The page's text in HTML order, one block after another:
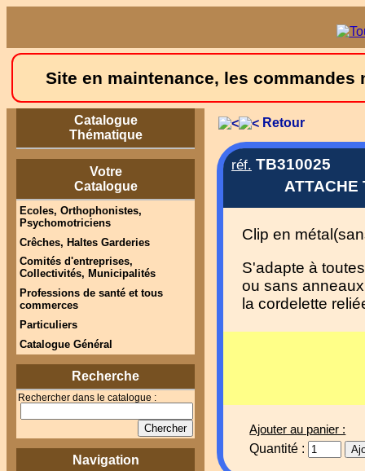
Site en maintenance, les
Catalogue
Thématique
Votre
Catalogue
Ecoles, Orthophonistes,
Psychomotriciens
Crêches, Haltes Garderies
Comités d'entreprises,
Collectivités, Municipalités
Professions de santé et tous
commerces
Particuliers
Catalogue Général
Recherche
Rechercher dans le catalogue :
Navigation
Retour
réf. TB310025
ATTACHE
Clip en
S'adapte à
ou sans
la cordelette
Ajouter au panier :
Quantité :